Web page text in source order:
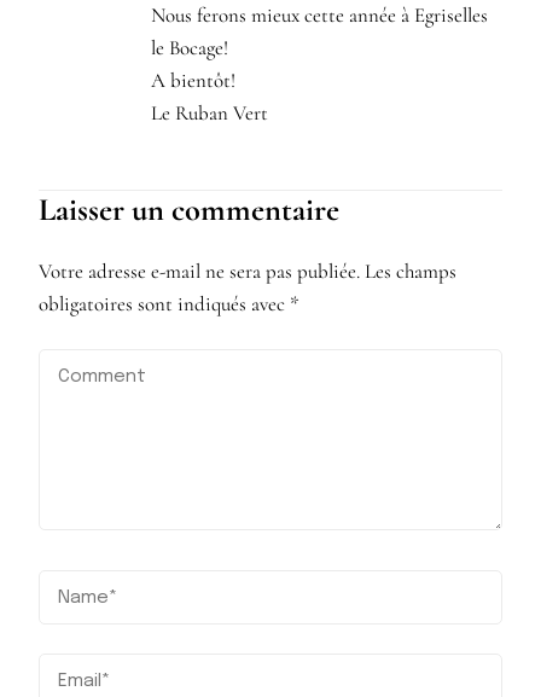
Nous ferons mieux cette année à Egriselles
le Bocage!
A bientôt!
Le Ruban Vert
Laisser un commentaire
Votre adresse e-mail ne sera pas publiée. Les champs
obligatoires sont indiqués avec *